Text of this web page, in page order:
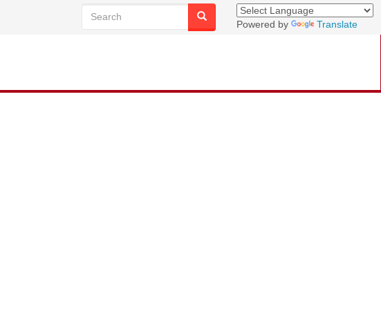
Powered by Translate